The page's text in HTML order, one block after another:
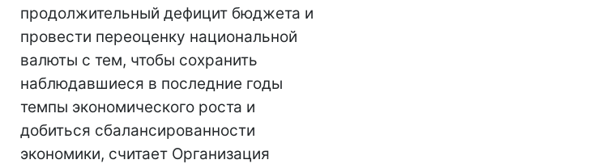
продолжительный дефицит бюджета и
провести переоценку национальной
валюты с тем, чтобы сохранить
наблюдавшиеся в последние годы
темпы экономического роста и
добиться сбалансированности
экономики, считает Организация